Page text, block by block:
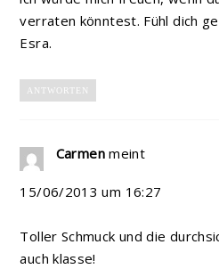
verraten könntest. Fühl dich
Esra.
ANTWORTEN
Carmen meint
15/06/2013 um 16:27
Toller Schmuck und die
auch klasse!